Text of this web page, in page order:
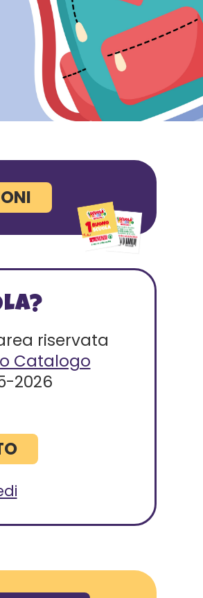
riservata
Catalogo
2026